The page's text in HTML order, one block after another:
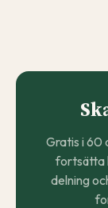
Gratis i 60
fortsätta
delning